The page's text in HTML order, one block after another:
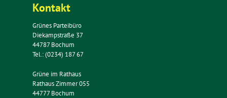
Kontakt
Grünes Parteibüro
Diekampstraße 37
44787 Bochum
Tel.: (0234) 187 67
Grüne im Rathaus
Rathaus Zimmer 055
44777 Bochum